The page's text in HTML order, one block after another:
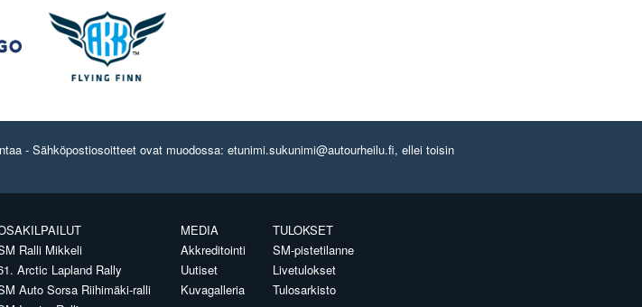
- Sähköpostiosoitteet ovat muodossa: etunimi.sukunimi@autourheilu.fi, ellei toisin
Ralli Mikkeli
Arctic Lapland Rally
Auto Sorsa Riihimäki-ralli
MEDIA
Akkreditointi
Uutiset
Kuvagalleria
TULOKSET
SM-pistetilanne
Livetulokset
Tulosarkisto